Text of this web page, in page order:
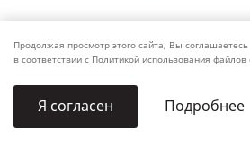
Продолжая просмотр этого сайта, Вы
в соответствии с Политикой использования файлов
Я согласен Подробнее